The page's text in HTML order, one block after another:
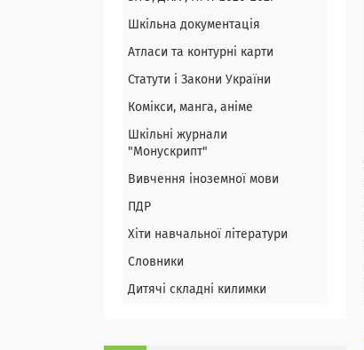
Шкільна документація
Атласи та контурні карти
Статути і Закони України
Комікси, манга, аніме
Шкільні журнали
"Монускрипт"
Вивчення іноземної мови
ПДР
Хіти навчальної літератури
Словники
Дитячі складні килимки